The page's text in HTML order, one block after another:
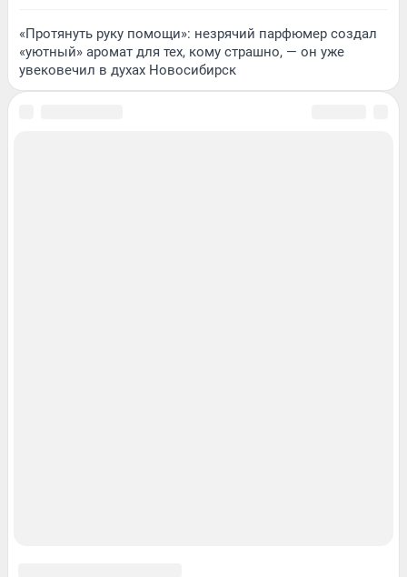
«Протянуть руку помощи»: незрячий парфюмер создал
«уютный» аромат для тех, кому страшно, — он уже
увековечил в духах Новосибирск